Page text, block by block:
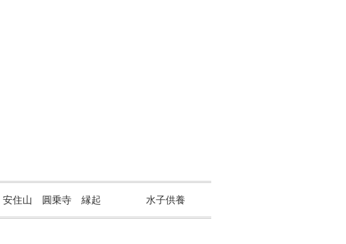
安住山 圓乗寺 縁起 水子供養